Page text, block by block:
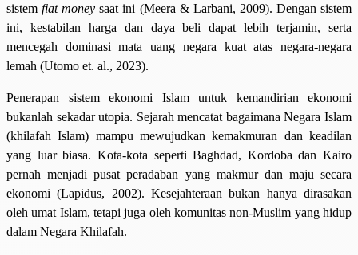
sistemfiat money saat ini (Meera & Larbani, 2009). Dengan sistem
ini, kestabilan harga dan daya beli dapat lebih terjamin, serta
mencegah dominasi mata uang negara kuat atas negara-negara
lemah (Utomo et. al., 2023).
Penerapan sistem ekonomi Islam untuk kemandirian ekonomi
bukanlah sekadar utopia. Sejarah mencatat bagaimana Negara Islam
(khilafah Islam) mampu mewujudkan kemakmuran dan keadilan
yang luar biasa. Kota-kota seperti Baghdad, Kordoba dan Kairo
pernah menjadi pusat peradaban yang makmur dan maju secara
ekonomi (Lapidus, 2002). Kesejahteraan bukan hanya dirasakan
oleh umat Islam, tetapi juga oleh komunitas non-Muslim yang hidup
dalam Negara Khilafah.